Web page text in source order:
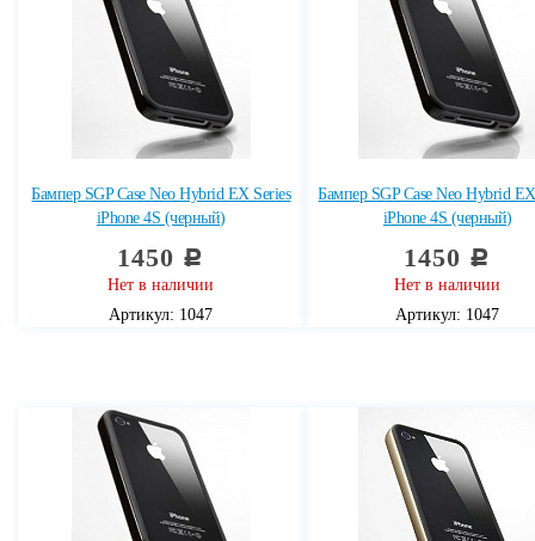
Бампер SGP Case Neo Hybrid EX Series
iPhone 4S (черный)
1450 c
Нет в наличии
Артикул: 1047
Бампер SGP Case Neo Hybrid
iPhone 4S (черный)
1450 c
Нет в наличии
Артикул: 1047